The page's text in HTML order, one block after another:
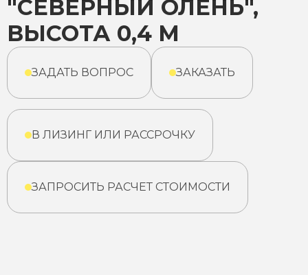
"СЕВЕРНЫЙ ОЛЕНЬ",
ВЫСОТА 0,4 М
ЗАДАТЬ ВОПРОС ЗАКАЗАТЬ
В ЛИЗИНГ ИЛИ РАССРОЧКУ
ЗАПРОСИТЬ РАСЧЕТ СТОИМОСТИ